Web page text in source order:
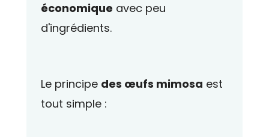
économique avec peu
d'ingrédients.
Le principe des œufs mimosa est
tout simple :